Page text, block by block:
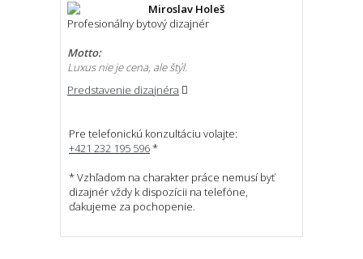
Miroslav Holeš
Profesionálny bytový dizajnér
Motto:
Luxus nie je cena, ale štýl.
Predstavenie dizajnéra
Pre telefonickú konzultáciu volajte:
+421 232 195 596*
* Vzhľadom na charakter práce nemusí byť
dizajnér vždy k dispozícii na telefóne,
ďakujeme za pochopenie.